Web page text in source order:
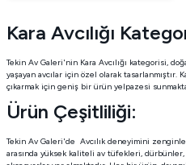
Kara Avcılığı
Tekin Av Galeri'nin Kara Avcılığı kategorisi,
yaşayan avcılar için özel olarak tasarlanmıştır.
çıkarmak için geniş bir ürün yelpazesi
Ürün Çeşitliliği:
Tekin Av Galeri'de Avcılık deneyimini
arasında yüksek kaliteli av tüfekleri,